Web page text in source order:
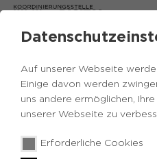
Die Internetseite
Webseite des
Koordinierungsstelle
Projekt des
in Essen.
Auf unserer Webseite
Einige davon werden
uns andere ermöglichen,
unserer Webseite zu
Erforderliche Cookies